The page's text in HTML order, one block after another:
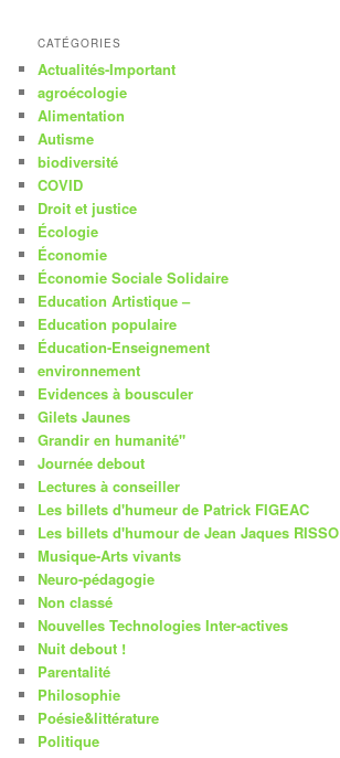
CATÉGORIES
Actualités-Important
agroécologie
Alimentation
Autisme
biodiversité
COVID
Droit et justice
Écologie
Économie
Économie Sociale Solidaire
Education Artistique –
Education populaire
Éducation-Enseignement
environnement
Evidences à bousculer
Gilets Jaunes
Grandir en humanité"
Journée debout
Lectures à conseiller
Les billets d'humeur de Patrick FIGEAC
Les billets d'humour de Jean Jaques RISSO
Musique-Arts vivants
Neuro-pédagogie
Non classé
Nouvelles Technologies Inter-actives
Nuit debout !
Parentalité
Philosophie
Poésie&littérature
Politique